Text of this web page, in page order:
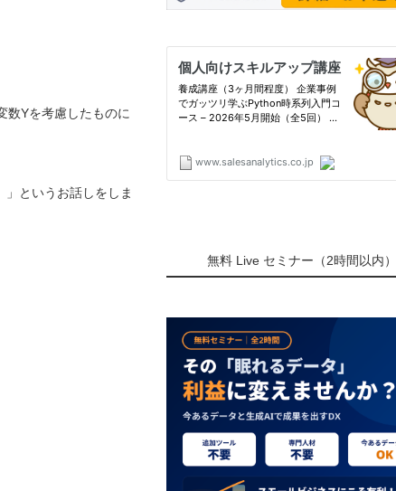
数Yを考慮したものに
」というお話しをしま
無料 Live セミナー（2時間以内）